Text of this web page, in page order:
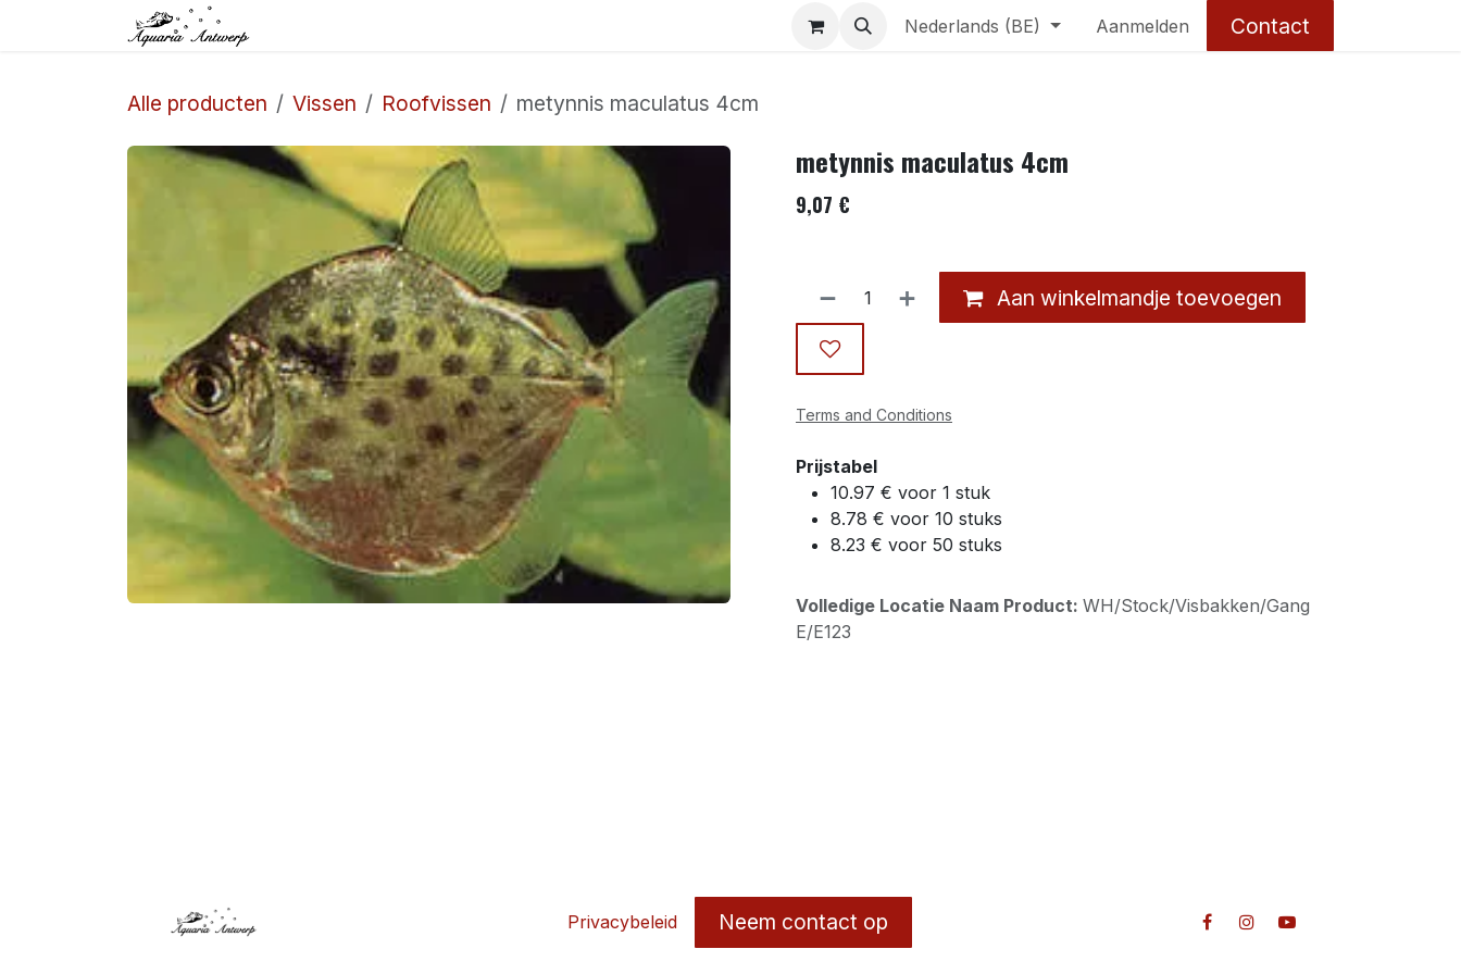
Overslaan naar inhoud Nederlands (BE) Aanmelden Contact
Alle producten Vissen Roofvissen metynnis maculatus 4cm
metynnis maculatus 4cm
9,07 €
Aan winkelmandje toevoegen
Terms and Conditions
Prijstabel
10.97 € voor 1 stuk
8.78 € voor 10 stuks
8.23 € voor 50 stuks
Volledige Locatie Naam Product: WH/Stock/Visbakken/Gang
E/E123
Privacybeleid Neem contact op